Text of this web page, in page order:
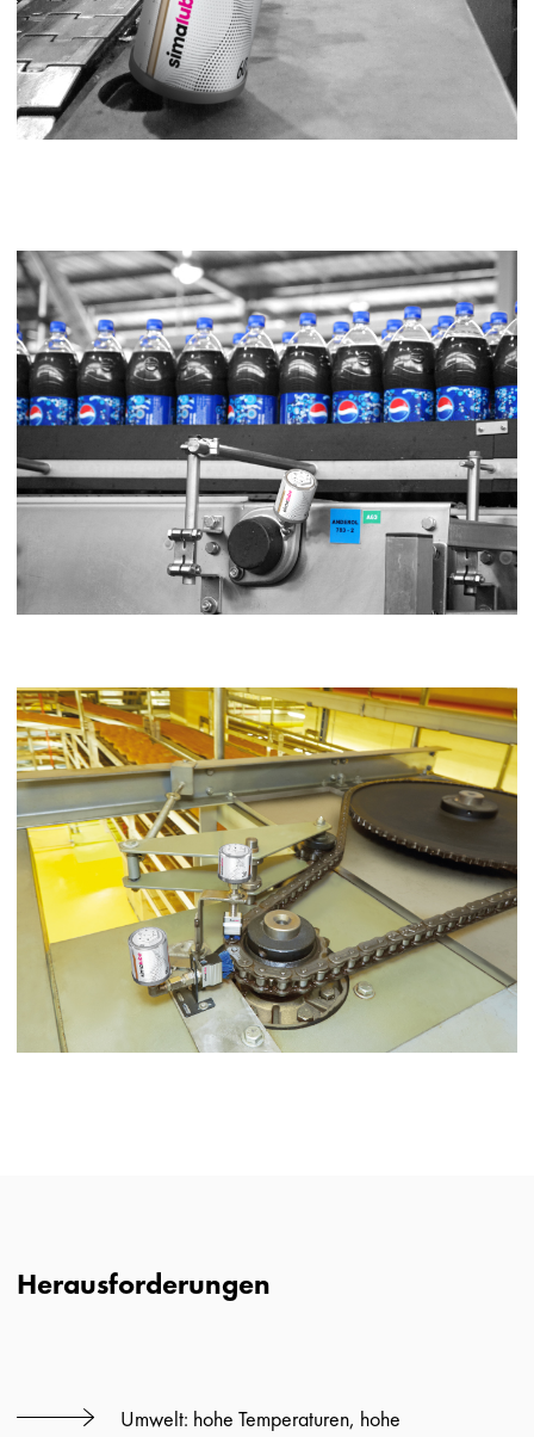
Herausforderungen
Umwelt: hohe Temperaturen, hohe